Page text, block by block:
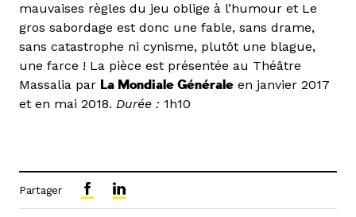
mauvaises règles du jeu oblige à l’humour et Le
gros sabordage est donc une fable, sans drame,
sans catastrophe ni cynisme, plutôt une blague,
une farce ! La pièce est présentée au Théâtre
Massalia par La Mondiale Générale en janvier 2017
et en mai 2018. Durée : 1h10
Partager